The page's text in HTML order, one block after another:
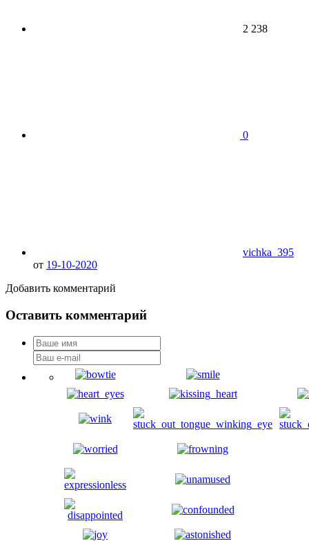
2 238
0
vichka_395
от 19-10-2020
Добавить комментарий
Оставить комментарий